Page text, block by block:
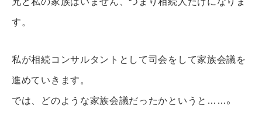
す。
私が相続コンサルタントとして司会をして家族会議を
進めていきます。
では、どのような家族会議だったかというと ……。